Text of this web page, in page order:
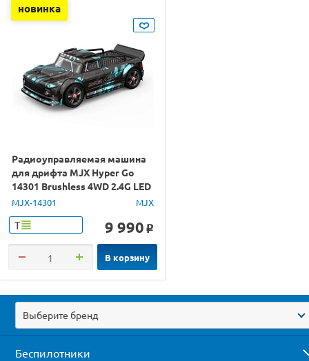
новинка
Радиоуправляемая машина
для дрифта MJX Hyper Go
14301 Brushless 4WD 2.4G LED
1/14 RTR
MJX-14301 MJX
Т 9 990 o
В корзину
Выберите бренд
Беспилотники